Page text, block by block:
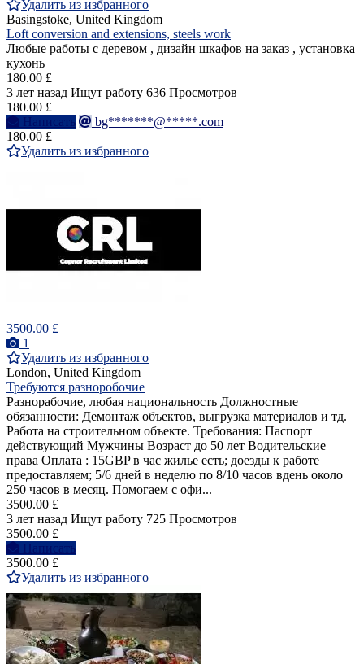
Удалить из избранного
Basingstoke, United Kingdom
Loft conversion and extensions, steels work
Любые работы с деревом , дизайн шкафов на заказ , установка
кухонь
180.00 £
3 лет назад Ищут работу 636 Просмотров
180.00 £
Написать
bg*******@*****.com
180.00 £
Удалить из избранного
3500.00 £
1
Удалить из избранного
London, United Kingdom
Требуются разноробочие
Разнорабочие, любая национальность Должностные
обязанности: Демонтаж объектов, выгрузка материалов и тд.
Работа на строительном объекте. Требования: Паспорт
действующий Мужчины Возраст до 50 лет Водительские
права Оплата : ️15GBP в час ️жилье есть; ️доезды к работе
предоставляем; ️5/6 дней в неделю по 8/10 часов вдень ️около
250 часов в месяц. Помогаем с офи...
3500.00 £
3 лет назад Ищут работу 725 Просмотров
3500.00 £
Написать
3500.00 £
Удалить из избранного